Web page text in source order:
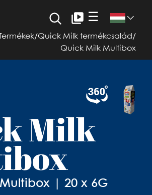
☰
Termékek/Quick Milk termékcsalád /
Quick Milk Multibox
Milk
| 20 x 6G